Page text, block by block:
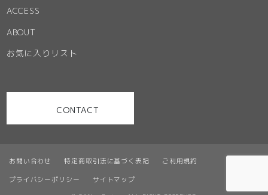
お問い合わせ 特定商取引法に基づく表記 ご利用規約
プライバシーポリシー サイトマップ
ACCESS
ABOUT
お気に入りリスト
CONTACT